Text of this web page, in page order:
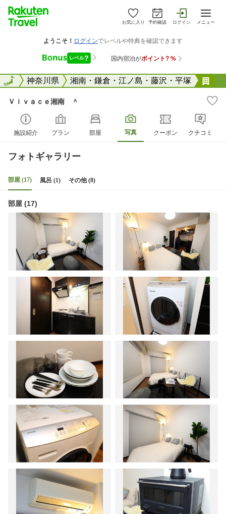
お気に入り 予約確認 ログイン メニュー
全国神奈川県 湘南・鎌倉・江ノ島・藤沢・平塚
全国
Ｖｉｖａｃｅ湘南 ＾
施設紹介 プラン 部屋 写真 クーポン クチコミ
フォトギャラリー
部屋 (17) 風呂 (1) その他 (8)
部屋 (17)